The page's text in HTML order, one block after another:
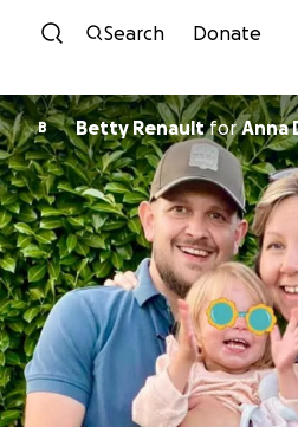
Skip to
Search Donate
B Betty RenaultforAnna